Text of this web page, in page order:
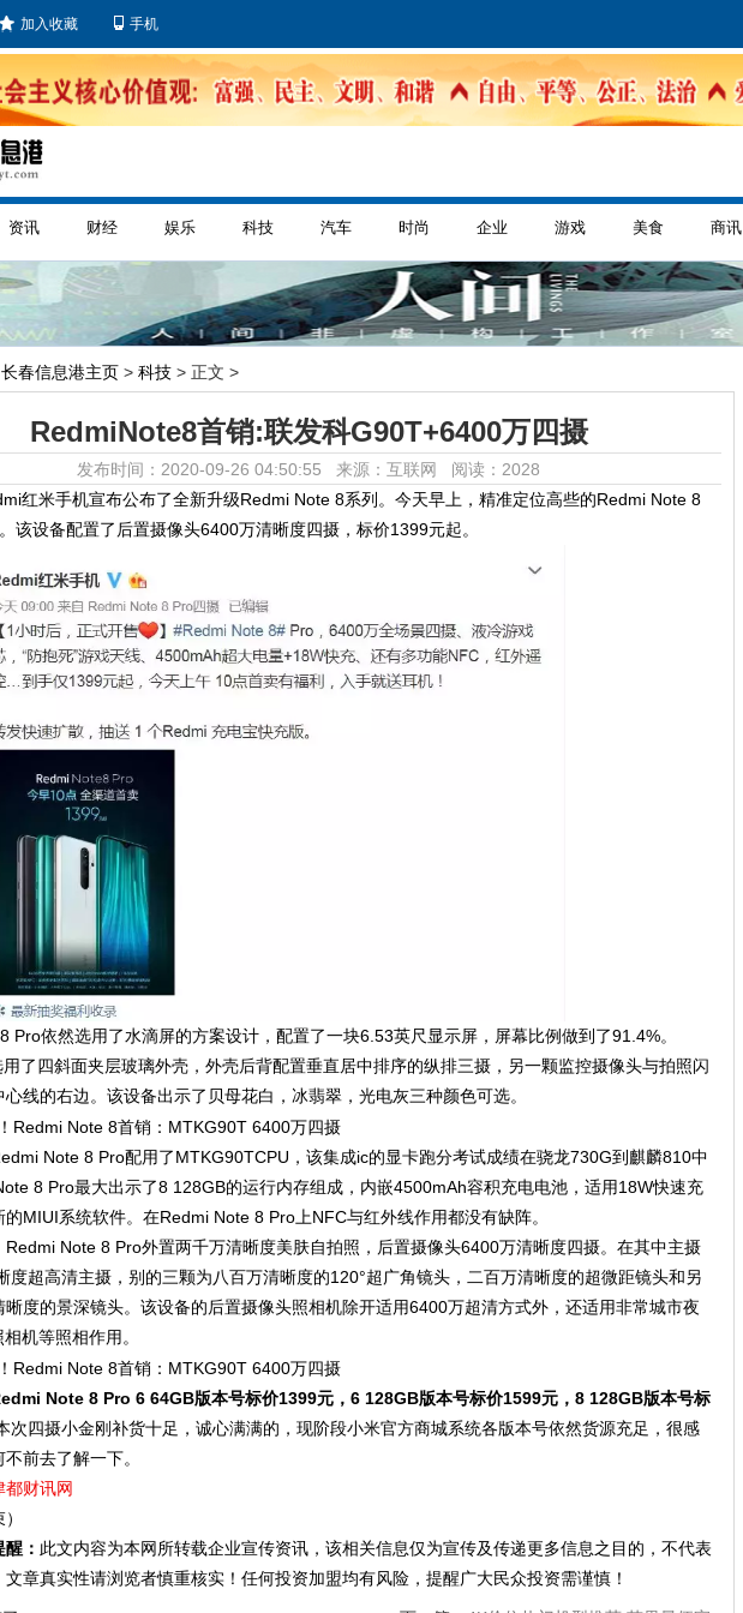
加入收藏 手机
资讯 财经 娱乐 科技 汽车 时尚 企业 游戏 美食 商讯
长春信息港主页 > 科技 > 正文 >
RedmiNote8首销:联发科G90T+6400万四摄
发布时间：2020-09-26 04:50:55 来源：互联网 阅读：2028
红米手机宣布公布了全新升级Redmi Note 8系列。今天早上，精准定位高些的Redmi Note 8
该设备配置了后置摄像头6400万清晰度四摄，标价1399元起。
Pro依然选用了水滴屏的方案设计，配置了一块6.53英尺显示屏，屏幕比例做到了91.4%。
了四斜面夹层玻璃外壳，外壳后背配置垂直居中排序的纵排三摄，另一颗监控摄像头与拍照闪
线的右边。该设备出示了贝母花白，冰翡翠，光电灰三种颜色可选。
Note 8 Pro配用了MTKG90TCPU，该集成ic的显卡跑分考试成绩在骁龙730G到麒麟810中
8 Pro最大出示了8 128GB的运行内存组成，内嵌4500mAh容积充电电池，适用18W快速充
的MIUI系统软件。在Redmi Note 8 Pro上NFC与红外线作用都没有缺阵。
Redmi Note 8 Pro外置两千万清晰度美肤自拍照，后置摄像头6400万清晰度四摄。在其中主摄
度超高清主摄，别的三颗为八百万清晰度的120°超广角镜头，二百万清晰度的超微距镜头和另
晰度的景深镜头。该设备的后置摄像头照相机除开适用6400万超清方式外，还适用非常城市夜
机等照相作用。
Note 8 Pro 6 64GB版本号标价1399元，6 128GB版本号标价1599元，8 128GB版本号标
次四摄小金刚补货十足，诚心满满的，现阶段小米官方商城系统各版本号依然货源充足，很感
前去了解一下。
都财讯网
： 此文内容为本网所转载企业宣传资讯，该相关信息仅为宣传及传递更多信息之目的，不代表
章真实性请浏览者慎重核实！任何投资加盟均有风险，提醒广大民众投资需谨慎！